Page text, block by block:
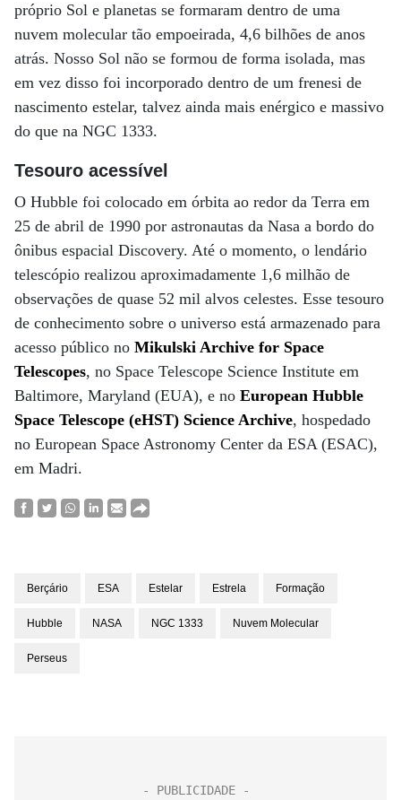
próprio Sol e planetas se formaram dentro de uma
nuvem molecular tão empoeirada, 4,6 bilhões de anos
atrás. Nosso Sol não se formou de forma isolada, mas
em vez disso foi incorporado dentro de um frenesi de
nascimento estelar, talvez ainda mais enérgico e massivo
do que na NGC 1333.
Tesouro acessível
O Hubble foi colocado em órbita ao redor da Terra em
25 de abril de 1990 por astronautas da Nasa a bordo do
ônibus espacial Discovery. Até o momento, o lendário
telescópio realizou aproximadamente 1,6 milhão de
observações de quase 52 mil alvos celestes. Esse tesouro
de conhecimento sobre o universo está armazenado para
acesso público no Mikulski Archive for Space
Telescopes, no Space Telescope Science Institute em
Baltimore, Maryland (EUA), e no European Hubble
Space Telescope (eHST) Science Archive, hospedado
no European Space Astronomy Center da ESA (ESAC),
em Madri.
Berçário ESA Estelar Estrela Formação
Hubble NASA NGC 1333 Nuvem Molecular
Perseus